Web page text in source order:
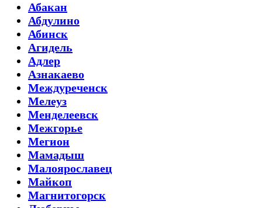
Абакан
Абдулино
Абинск
Агидель
Адлер
Азнакаево
Междуреченск
Мелеуз
Менделеевск
Межгорье
Мегион
Мамадыш
Малоярославец
Майкоп
Магнитогорск